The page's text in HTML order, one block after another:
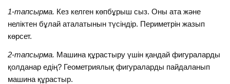
1-тапсырма. Кез келген көпбұрыш сыз. Оны ата және
неліктен бұлай аталатынын түсіндір. Периметрін жазып
көрсет.
2-тапсырма. Машина құрастыру үшін қандай фигураларды
қолданар едің? Геометриялық фигураларды пайдаланып
машина құрастыр.